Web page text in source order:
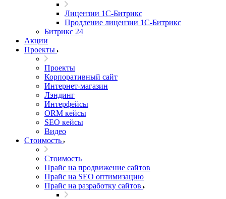
Лицензии 1С-Битрикс
Продление лицензии 1С-Битрикс
Битрикс 24
Акции
Проекты
Проекты
Корпоративный сайт
Интернет-магазин
Лэндинг
Интерфейсы
ORM кейсы
SEO кейсы
Видео
Стоимость
Стоимость
Прайс на продвижение сайтов
Прайс на SEO оптимизацию
Прайс на разработку сайтов